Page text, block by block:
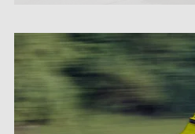
Klein- oder
Verkehrsträgern, Ideen,
leistungsfähiger
intelligente,
ressourcenschonende